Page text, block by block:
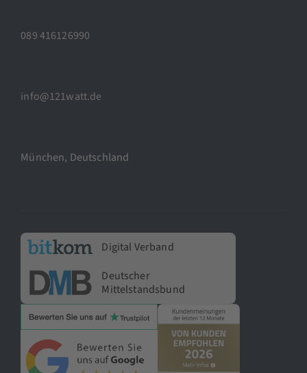
089 416126990
info@121watt.de
München, Deutschland
Digital Verband
Deutscher
Mittelstandsbund